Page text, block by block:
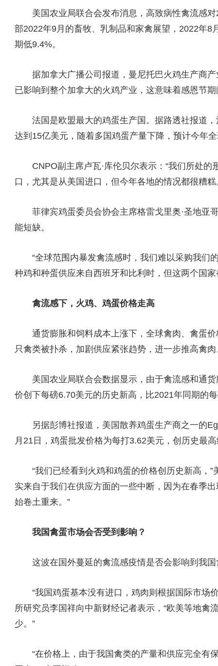
美国农业局联合会发布消息，高致病性禽流感对
部2022年9月的畜牧、乳制品和家禽展望，2022年
期低9.4%。
据加拿大广播公司报道，曼尼托巴火鸡生产商产
已影响到整个加拿大的火鸡产业，这意味着感恩节
法国是欧盟最大的鸡蛋生产国。据路透社报道，
达到15亿美元，随着多国鸡蛋产量下降，预计今年
CNPO副主席卢瓦·库伦贝尔表示：“我们所处的
口，尤其是从美国进口，但今年各地的情况都很糟糕
菲律宾鸡蛋委员会协会主席格雷戈里奥·圣地亚
能短缺。
“全球范围内暴发禽流感时，我们难以采购我们
种鸡和种蛋供应来自西班牙和比利时，但这两个国
禽流感下，火鸡、鸡蛋价格走高
通货膨胀和饲料成本上涨下，全球禽肉、禽蛋价
只禽类被扑杀，加剧供应紧张趋势，进一步推高禽
美国农业局联合会数据显示，由于禽流感和通货
价创下每磅6.70美元的历史新高，比2021年同期的
另据彭博社报道，美国散养鸡蛋生产商之一的
月21日，鸡蛋批发价格为每打3.62美元，创历史最
“我们已经看到火鸡和鸡蛋的价格创历史新高，”
实来自于我们在供应方面的一些中断，因为在春季
始卷土重来。”
我国禽蛋市场会否受到影响？
这波在国外蔓延的禽流感疫情是否会影响到我国
“我国鸡蛋基本没有进口，鸡肉则根据国际市场
所研究员李国祥向中新财经记者表示，“欧美等地禽
少。”
“在价格上，由于我国禽类的产量和供应完全有